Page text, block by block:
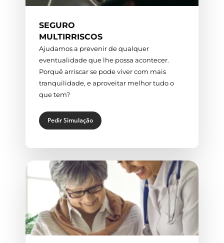
SEGURO
MULTIRRISCOS
Ajudamos a prevenir de qualquer
eventualidade que lhe possa acontecer.
Porquê arriscar se pode viver com mais
tranquilidade, e aproveitar melhor tudo o
que tem?
Pedir Simulação